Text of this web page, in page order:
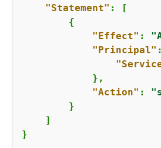
"Statement" : [
{
"Effect" :
"Principal"
            },
"Action" :
        }
    ]
}